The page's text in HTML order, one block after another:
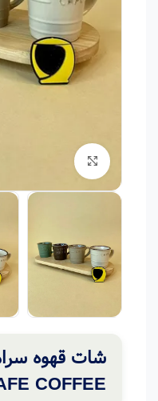
برای بزرگنمایی
شات قهوه
COFFEE